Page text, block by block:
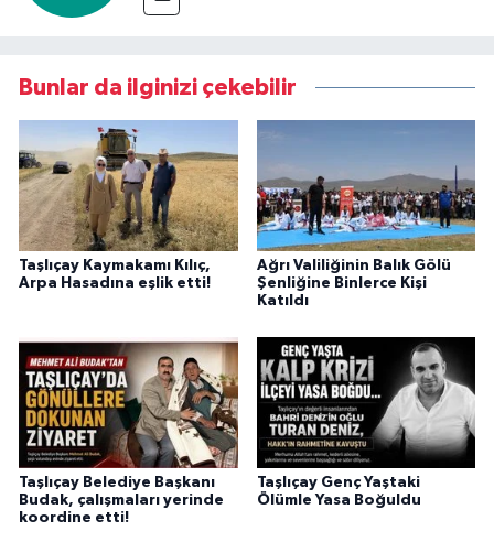
Bunlar da ilginizi çekebilir
Taşlıçay Kaymakamı Kılıç,
Arpa Hasadına eşlik etti!
Ağrı Valiliğinin Balık Gölü
Şenliğine Binlerce Kişi
Katıldı
Taşlıçay Belediye Başkanı
Budak, çalışmaları yerinde
koordine etti!
Taşlıçay Genç Yaştaki
Ölümle Yasa Boğuldu